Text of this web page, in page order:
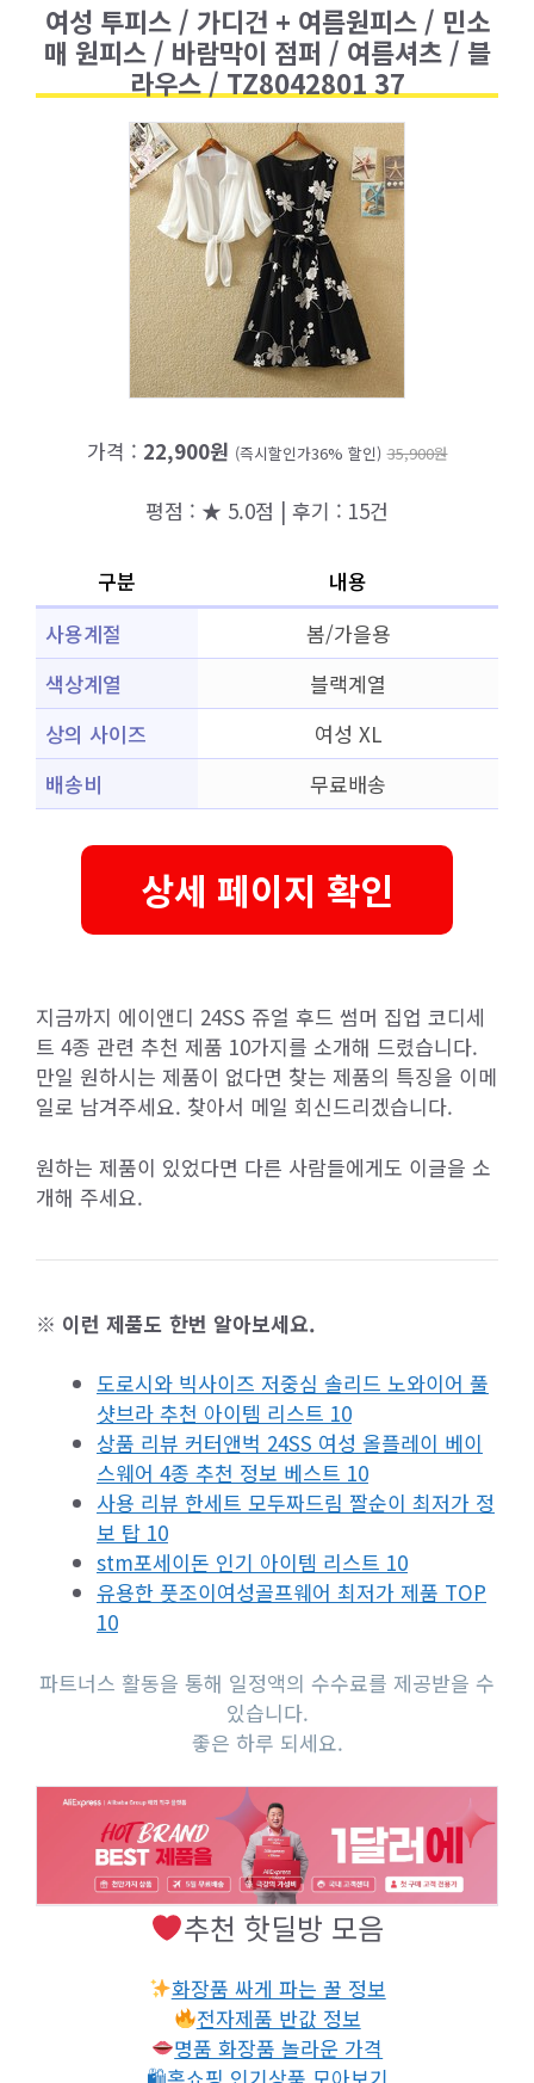
여성 투피스 / 가디건 + 여름원피스 / 민소
매 원피스 / 바람막이 점퍼 / 여름셔츠 / 블
라우스 / TZ8042801 37
가격 : 22,900원 (즉시할인가36% 할인) 35,900원
평점 : ★ 5.0점 | 후기 : 15건
구분
내용
사용계절
봄/가을용
색상계열
블랙계열
상의 사이즈
여성 XL
배송비
무료배송
상세 페이지 확인
지금까지 에이앤디 24SS 쥬얼 후드 썸머 집업 코디세
트 4종 관련 추천 제품 10가지를 소개해 드렸습니다.
만일 원하시는 제품이 없다면 찾는 제품의 특징을 이메
일로 남겨주세요. 찾아서 메일 회신드리겠습니다.
원하는 제품이 있었다면 다른 사람들에게도 이글을 소
개해 주세요.
※ 이런 제품도 한번 알아보세요.
도로시와 빅사이즈 저중심 솔리드 노와이어 풀
샷브라 추천 아이템 리스트 10
상품 리뷰 커터앤벅 24SS 여성 올플레이 베이
스웨어 4종 추천 정보 베스트 10
사용 리뷰 한세트 모두짜드림 짤순이 최저가 정
보 탑 10
stm포세이돈 인기 아이템 리스트 10
유용한 풋조이여성골프웨어 최저가 제품 TOP
10
파트너스 활동을 통해 일정액의 수수료를 제공받을 수
있습니다.
좋은 하루 되세요.
추천 핫딜방 모음
화장품 싸게 파는 꿀 정보
전자제품 반값 정보
명품 화장품 놀라운 가격